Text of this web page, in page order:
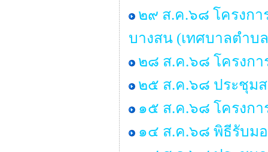
๒๙ ส.ค.๖๘ โครงกา
บางสน (เทศบาลตำบ
๒๘ ส.ค.๖๘ โครงก
๒๕ ส.ค.๖๘ ประชุม
๑๕ ส.ค.๖๘ โครงก
๑๔ ส.ค.๖๘ พิธีรับม